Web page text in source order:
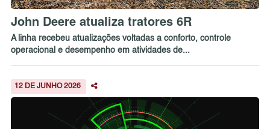
John Deere atualiza tratores 6R
A linha recebeu atualizações voltadas a conforto, controle
operacional e desempenho em atividades de...
12 DE JUNHO 2026